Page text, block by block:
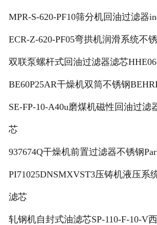
MPR-S-620-PF10筛分机回油过滤器
ECR-Z-620-PF05弯拱机润滑系统不
双联泵螺杆式回油过滤器滤芯
BE60P25AR干燥机双筒不锈钢
SE-FP-10-A40u磨煤机磁性回油过滤
芯
937674Q干燥机前置过滤器不锈钢
PI71025DNSMXVST3压铸机液压系
滤芯
轧钢机自封式油滤芯SP-110-F-10-V